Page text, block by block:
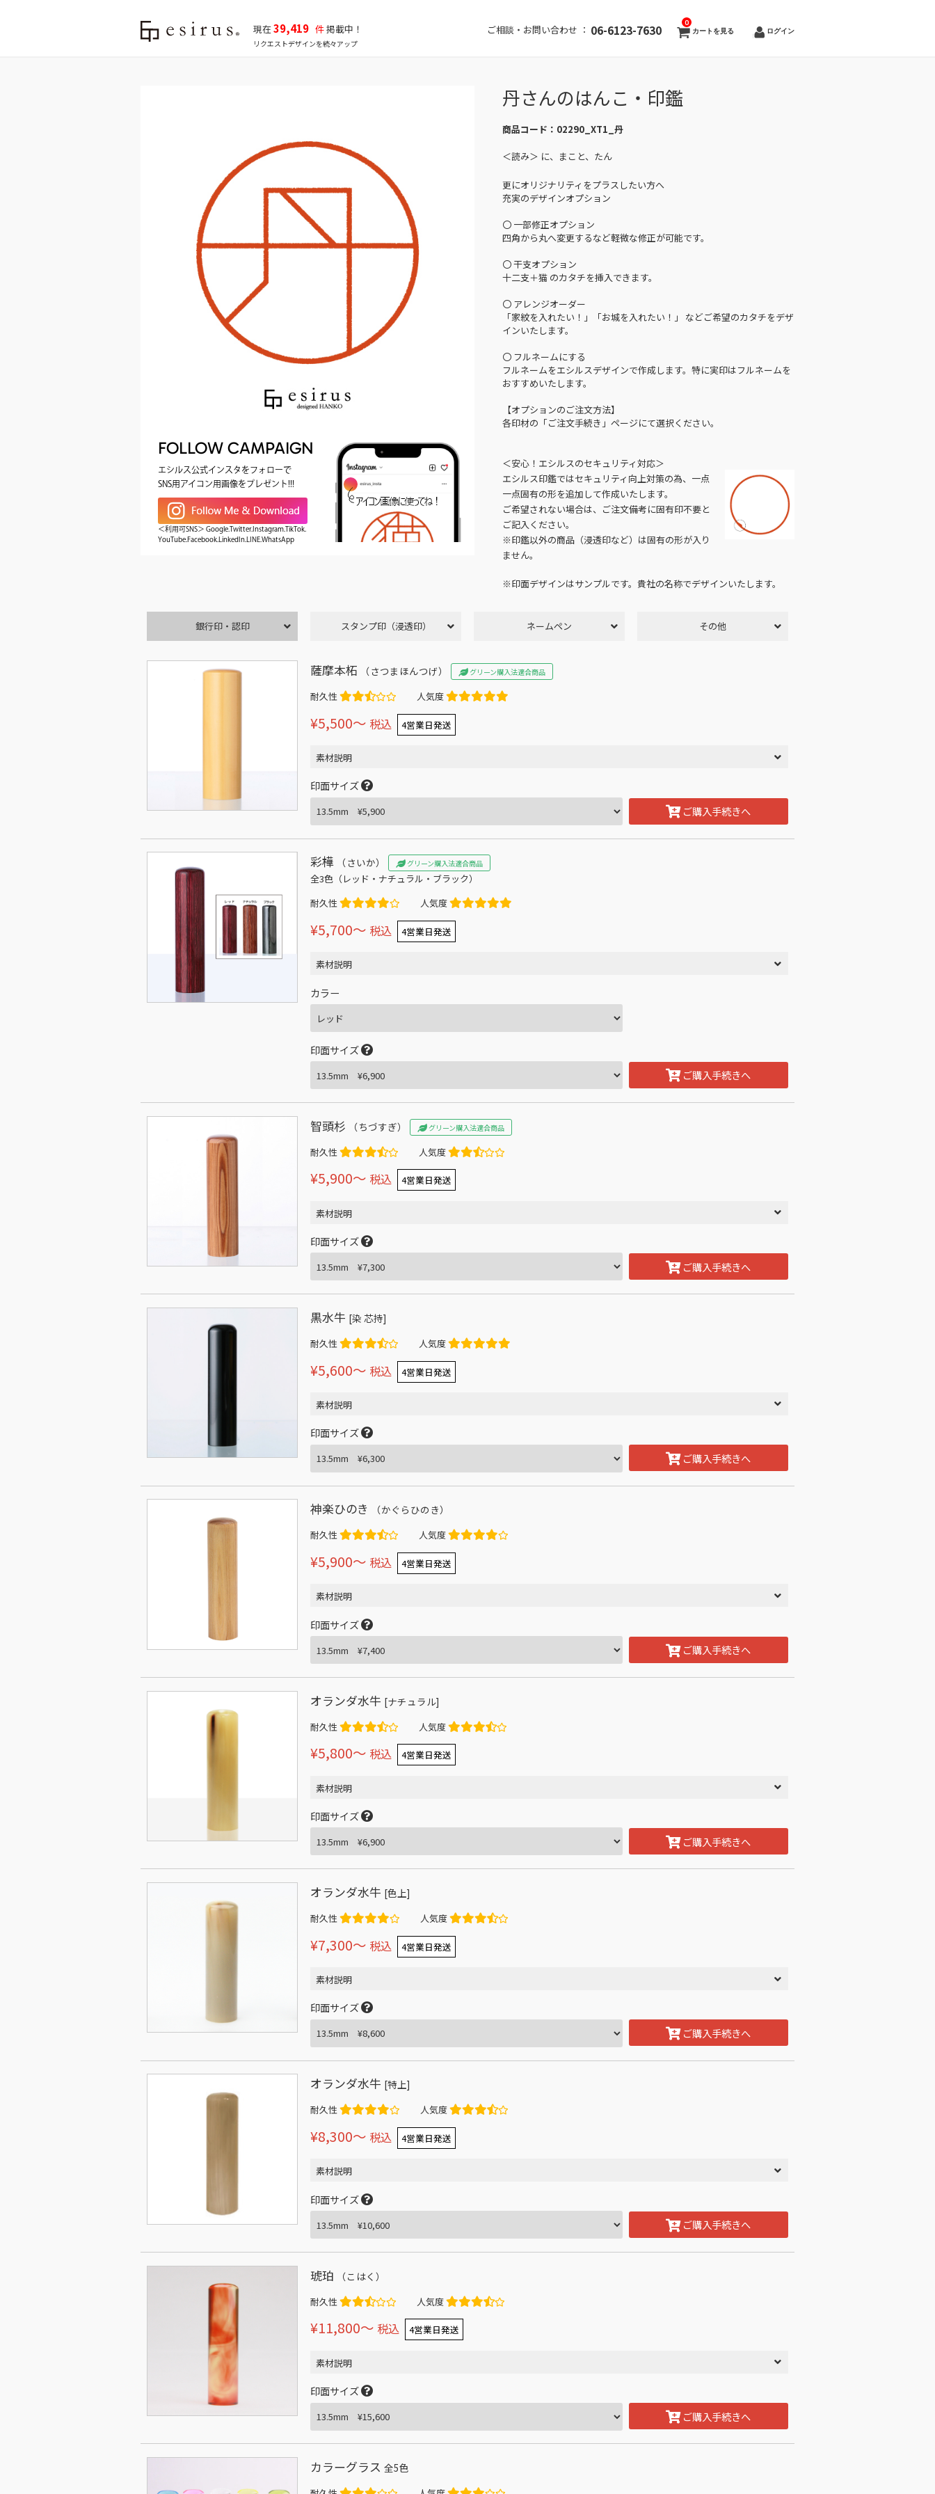
現在39,419 件掲載中！
リクエストデザインを続々アップ
ご相談・お問い合わせ ： 06-6123-7630 カートを見る
0
ログイン
FOLLOW CAMPAIGN
エシルス公式インスタをフォローで
SNS用アイコン用画像をプレゼント!!!
＜利用可SNS＞ Google.Twitter.Instagram.TikTok.
YouTube.Facebook.LinkedIn.LINE.WhatsApp
丹さんのはんこ・印鑑
商品コード： 02290_XT1_丹
＜読み＞ に、まこと、たん
更にオリジナリティをプラスしたい方へ
充実のデザインオプション
〇 一部修正オプション
四角から丸へ変更するなど軽微な修正が可能です。
〇 干支オプション
十二支＋猫 のカタチを挿入できます。
〇 アレンジオーダー
「家紋を入れたい！」「お城を入れたい！」 などご希望のカタチをデザ
インいたします。
〇 フルネームにする
フルネームをエシルスデザインで作成します。特に実印はフルネームを
おすすめいたします。
【オプションのご注文方法】
各印材の「ご注文手続き」ページにて選択ください。
＜安心！エシルスのセキュリティ対応＞
エシルス印鑑ではセキュリティ向上対策の為、一点
一点固有の形を追加して作成いたします。
ご希望されない場合は、ご注文備考に固有印不要と
ご記入ください。
※印鑑以外の商品（浸透印など）は固有の形が入り
ません。
※印面デザインはサンプルです。貴社の名称でデザインいたします。
銀行印・認印 スタンプ印（浸透印） ネームペン その他
薩摩本柘 （さつまほんつげ） グリーン購入法適合商品
耐久性 人気度
¥5,500〜 税込 4営業日発送
素材説明
印面サイズ
ご購入手続きへ
彩樺 （さいか） グリーン購入法適合商品
全3色（レッド・ナチュラル・ブラック）
耐久性
人気度
¥5,700〜 税込 4営業日発送
素材説明
カラー
印面サイズ
ご購入手続きへ
智頭杉 （ちづすぎ） グリーン購入法適合商品
耐久性 人気度
¥5,900〜 税込 4営業日発送
素材説明
印面サイズ
ご購入手続きへ
黒水牛 [染 芯持]
耐久性 人気度
¥5,600〜 税込 4営業日発送
素材説明
印面サイズ
ご購入手続きへ
神楽ひのき （かぐらひのき）
耐久性 人気度
¥5,900〜 税込 4営業日発送
素材説明
印面サイズ
ご購入手続きへ
オランダ水牛 [ナチュラル]
耐久性 人気度
¥5,800〜 税込 4営業日発送
素材説明
印面サイズ
ご購入手続きへ
オランダ水牛 [色上]
耐久性 人気度
¥7,300〜 税込 4営業日発送
素材説明
印面サイズ
ご購入手続きへ
オランダ水牛 [特上]
耐久性 人気度
¥8,300〜 税込 4営業日発送
素材説明
印面サイズ
ご購入手続きへ
琥珀 （こはく）
耐久性 人気度
¥11,800〜 税込 4営業日発送
素材説明
印面サイズ
ご購入手続きへ
カラーグラス全5色